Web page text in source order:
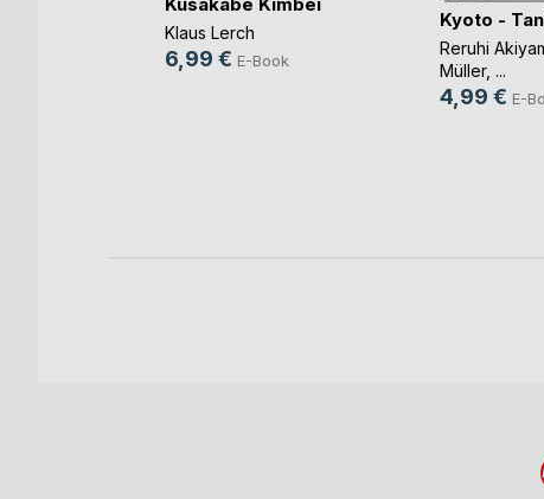
Klaus Lerch
6,99 € E-Book
Kyoto -
Reruhi
Müller, ...
4,99 € E-